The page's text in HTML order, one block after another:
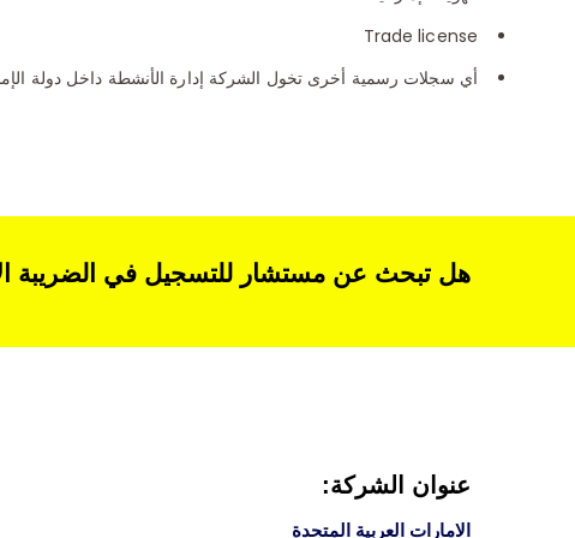
Trade license
أي سجلات رسمية أخرى تخول الشركة إدارة الأنشطة داخل دولة
هل تبحث عن مستشار للتسجيل في الضريبة
عنوان الشركة:
الامارات العربية المتحدة